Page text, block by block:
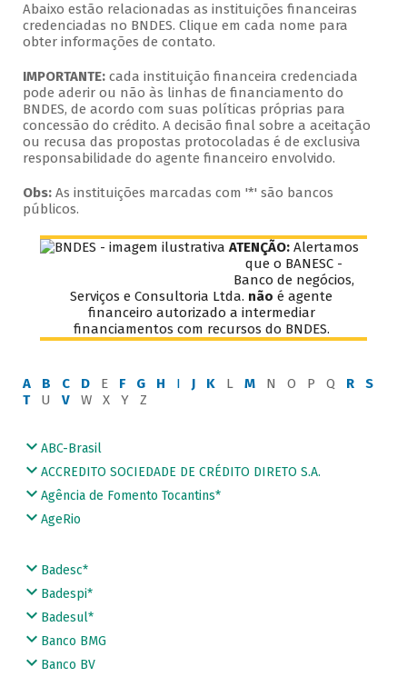
Abaixo estão relacionadas as instituições financeiras
credenciadas no BNDES. Clique em cada nome para
obter informações de contato.
IMPORTANTE: cada instituição financeira credenciada
pode aderir ou não às linhas de financiamento do
BNDES, de acordo com suas políticas próprias para
concessão do crédito. A decisão final sobre a aceitação
ou recusa das propostas protocoladas é de exclusiva
responsabilidade do agente financeiro envolvido.
Obs: As instituições marcadas com '*' são bancos
públicos.
ATENÇÃO: Alertamos
que o BANESC -
Banco de negócios,
Serviços e Consultoria Ltda. não é agente
financeiro autorizado a intermediar
financiamentos com recursos do BNDES.
A B C DE F G H I J KL MN O P Q R
S
TU VW X Y Z
ABC-Brasil
ACCREDITO SOCIEDADE DE CRÉDITO DIRETO S.A.
Agência de Fomento Tocantins*
AgeRio
Badesc*
Badespi*
Badesul*
Banco BMG
Banco BV